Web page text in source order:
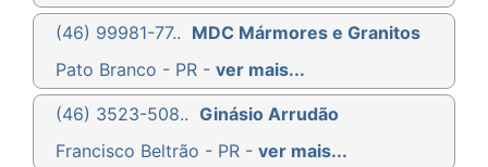
(46) 99981-77.. MDC Mármores e Granitos
Pato Branco - PR - ver mais...
(46) 3523-508.. Ginásio Arrudão
Francisco Beltrão - PR - ver mais...